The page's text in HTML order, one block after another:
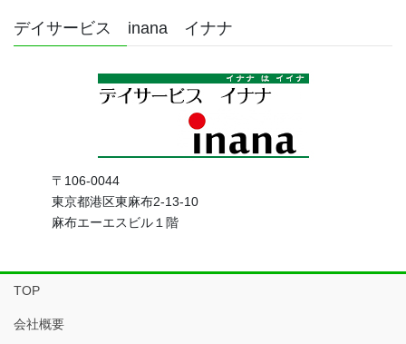
デイサービス inana イナナ
〒106-0044
東京都港区東麻布2-13-10
麻布エーエスビル１階
TOP
会社概要